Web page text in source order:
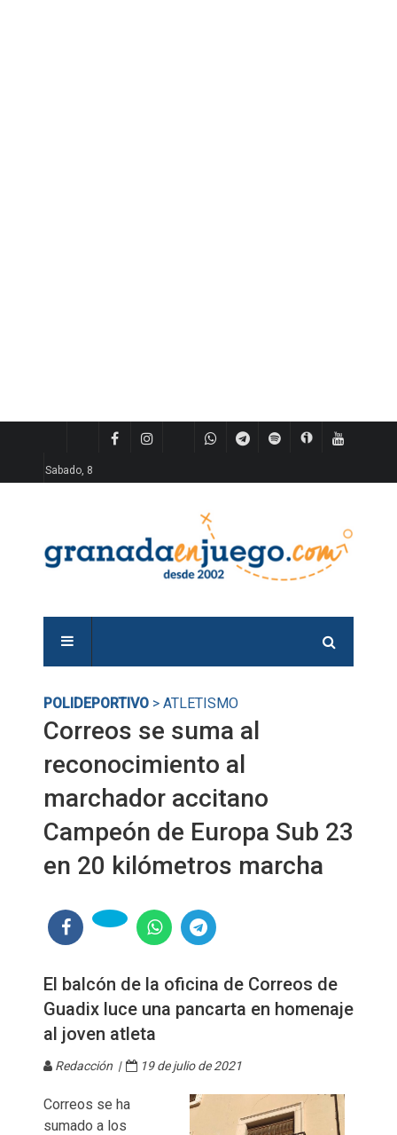
Sabado, 8
POLIDEPORTIVO > ATLETISMO
Correos se suma al
reconocimiento al
marchador accitano
Campeón de Europa Sub 23
en 20 kilómetros marcha
El balcón de la oficina de Correos de
Guadix luce una pancarta en homenaje
al joven atleta
Redacción | 19 de julio de 2021
Correos se ha
sumado a los